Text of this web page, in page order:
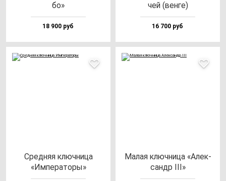
бо»
18 900 руб
чей (вен­ге)
16 700 руб
Сред­няя ключ­ни­ца
«Импе­ра­то­ры»
Малая ключ­ни­ца «Алек­
сандр III»